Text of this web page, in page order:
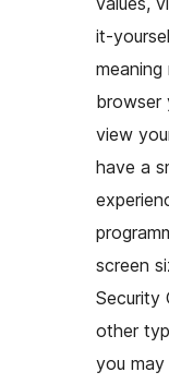
it-
browser
view
have a
screen
Security
other
you may